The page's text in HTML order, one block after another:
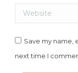
Website
Save my name,
next time I